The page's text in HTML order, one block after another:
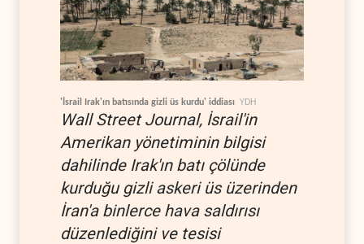
'İsrail Irak'ın batısında gizli üs kurdu' iddiası YDH
Wall Street Journal, İsrail'in
Amerikan yönetiminin bilgisi
dahilinde Irak'ın batı çölünde
kurduğu gizli askeri üs üzerinden
İran'a binlerce hava saldırısı
düzenlediğini ve tesisi